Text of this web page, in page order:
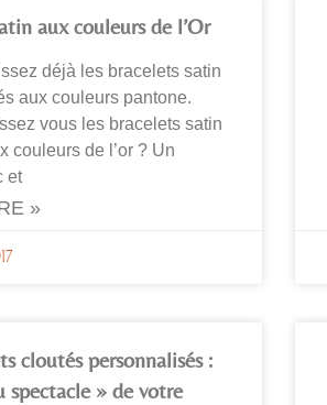
aux couleurs de l’Or
déjà les bracelets satin
aux couleurs pantone.
vous les bracelets satin
couleurs de l’or ? Un
et
»
cloutés personnalisés :
spectacle » de votre